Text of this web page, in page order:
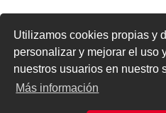
Utilizamos cookies propias y
personalizar y mejorar el uso
nuestros usuarios en nuestro
Más información
© 2026 Todos los derechos
o parcial, incluyendo